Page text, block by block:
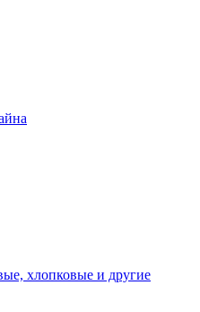
хлопковые и другие